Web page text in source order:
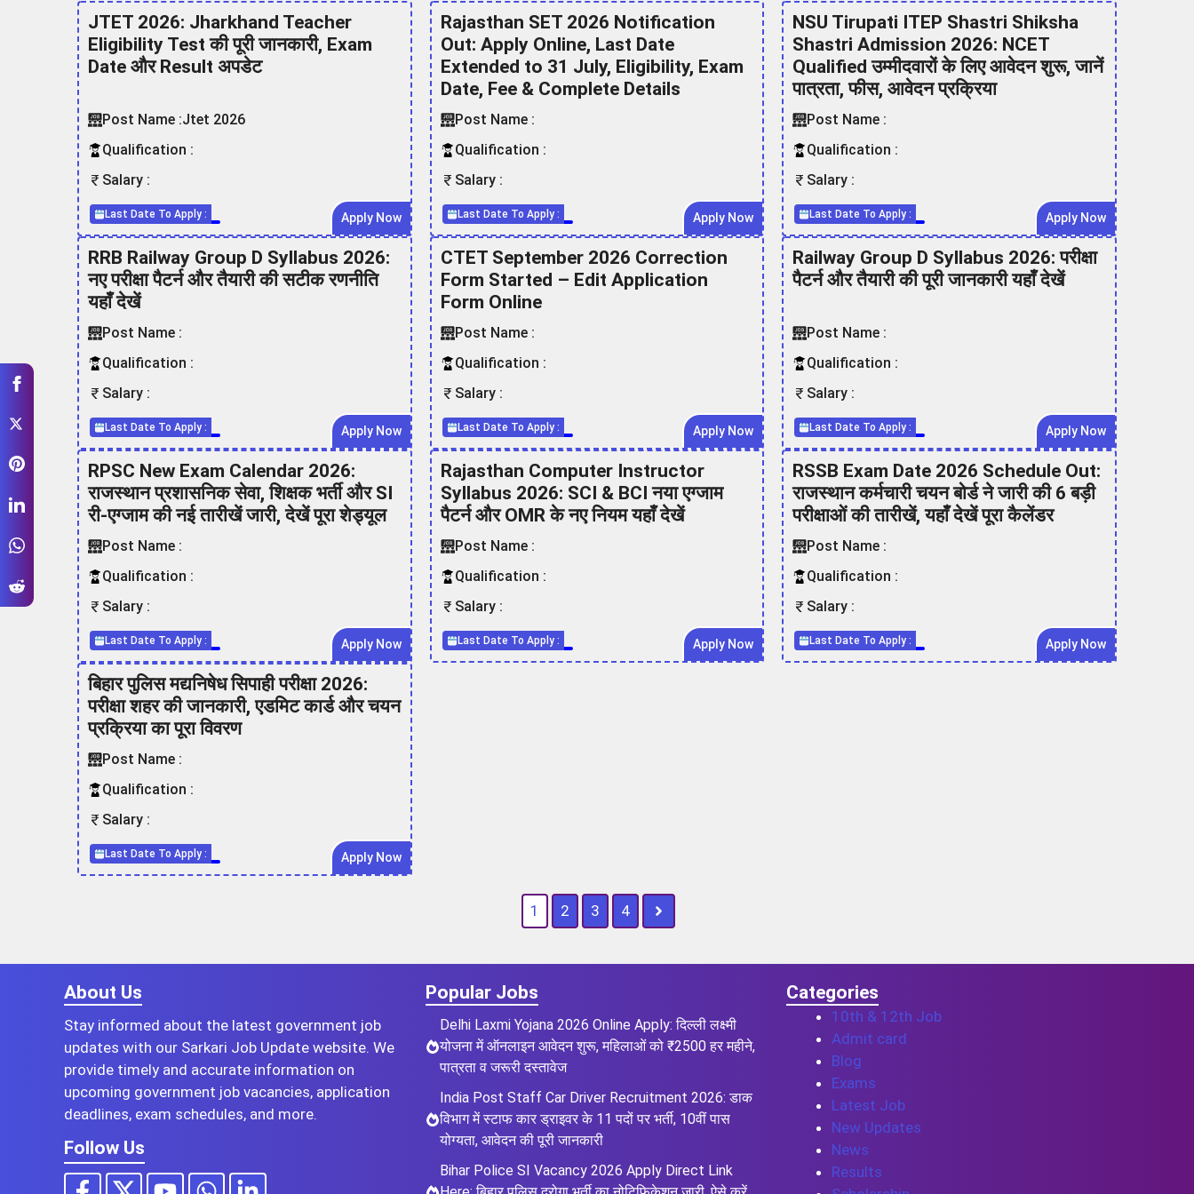
JTET 2026: Jharkhand Teacher
Eligibility Test की पूरी जानकारी, Exam
Date और Result अपडेट
Post Name :Jtet 2026
Qualification :
Salary :
Last Date To Apply : Apply Now
Rajasthan SET 2026 Notification
Out: Apply Online, Last Date
Extended to 31 July, Eligibility, Exam
Date, Fee & Complete Details
Post Name :
Qualification :
Salary :
Last Date To Apply : Apply Now
NSU Tirupati ITEP Shastri Shiksha
Shastri Admission 2026: NCET
Qualified उम्मीदवारों के लिए आवेदन शुरू, जानें
पात्रता, फीस, आवेदन प्रक्रिया
Post Name :
Qualification :
Salary :
Last Date To Apply : Apply Now
RRB Railway Group D Syllabus 2026:
नए परीक्षा पैटर्न और तैयारी की सटीक रणनीति
यहाँ देखें
Post Name :
Qualification :
Salary :
Last Date To Apply : Apply Now
CTET September 2026 Correction
Form Started – Edit Application
Form Online
Post Name :
Qualification :
Salary :
Last Date To Apply : Apply Now
Railway Group D Syllabus 2026: परीक्षा
पैटर्न और तैयारी की पूरी जानकारी यहाँ देखें
Post Name :
Qualification :
Salary :
Last Date To Apply : Apply Now
RPSC New Exam Calendar 2026:
राजस्थान प्रशासनिक सेवा, शिक्षक भर्ती और SI
री-एग्जाम की नई तारीखें जारी, देखें पूरा शेड्यूल
Post Name :
Qualification :
Salary :
Last Date To Apply : Apply Now
Rajasthan Computer Instructor
Syllabus 2026: SCI & BCI नया एग्जाम
पैटर्न और OMR के नए नियम यहाँ देखें
Post Name :
Qualification :
Salary :
Last Date To Apply : Apply Now
RSSB Exam Date 2026 Schedule Out:
राजस्थान कर्मचारी चयन बोर्ड ने जारी की 6 बड़ी
परीक्षाओं की तारीखें, यहाँ देखें पूरा कैलेंडर
Post Name :
Qualification :
Salary :
Last Date To Apply : Apply Now
बिहार पुलिस मद्यनिषेध सिपाही परीक्षा 2026:
परीक्षा शहर की जानकारी, एडमिट कार्ड और चयन
प्रक्रिया का पूरा विवरण
Post Name :
Qualification :
Salary :
Last Date To Apply : Apply Now
1 2 3 4
About Us
Stay informed about the latest government job
updates with our Sarkari Job Update website. We
provide timely and accurate information on
upcoming government job vacancies, application
deadlines, exam schedules, and more.
Follow Us
Popular Jobs
Delhi Laxmi Yojana 2026 Online Apply: दिल्ली लक्ष्मी
योजना में ऑनलाइन आवेदन शुरू, महिलाओं को ₹2500 हर महीने,
पात्रता व जरूरी दस्तावेज
India Post Staff Car Driver Recruitment 2026: डाक
विभाग में स्टाफ कार ड्राइवर के 11 पदों पर भर्ती, 10वीं पास
योग्यता, आवेदन की पूरी जानकारी
Bihar Police SI Vacancy 2026 Apply Direct Link
Categories
10th & 12th Job
Admit card
Blog
Exams
Latest Job
New Updates
News
Results